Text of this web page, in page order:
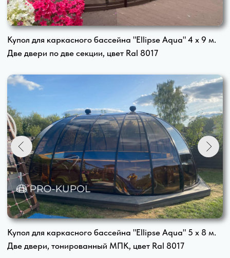
2,5м. х 5м. х 11 м. ... 585 000 ₽
2,5м. х 5м. х 12 м. ... 620 000 ₽
2,5м. х 5м. х 13 м. ... 645 000 ₽
3м. х 6м. х 8 м. .... 550 000 ₽
3м. х 6м. х 9 м. .... 595 000 ₽
3м. х 6м. х 10 м. ... 635 000 ₽
3м. х 6м. х 11 м. .... 680 000 ₽
3м. х 6м. х 12 м. .... 720 000 ₽
3м. х 6м. х 13 м. .... 760 000 ₽
3м. х 6 м. х 14 м. ... 800 000 ₽